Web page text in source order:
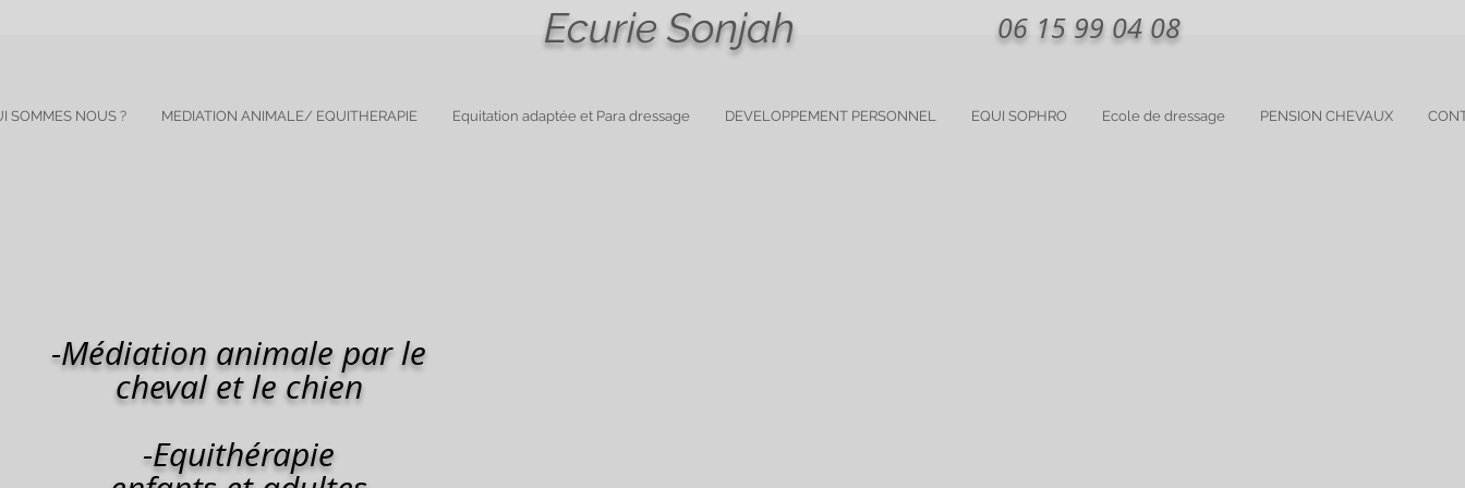
Ecurie Sonjah 06 15 99 04 08
SOMMES NOUS ? MEDIATION ANIMALE/ EQUITHERAPIE Equitation adaptée et Para dressage DEVELOPPEMENT PERSONNEL EQUI SOPHRO Ecole de dressage PENSION CHEVAUX
-Médiation animale par le
cheval et le chien
-Equithérapie